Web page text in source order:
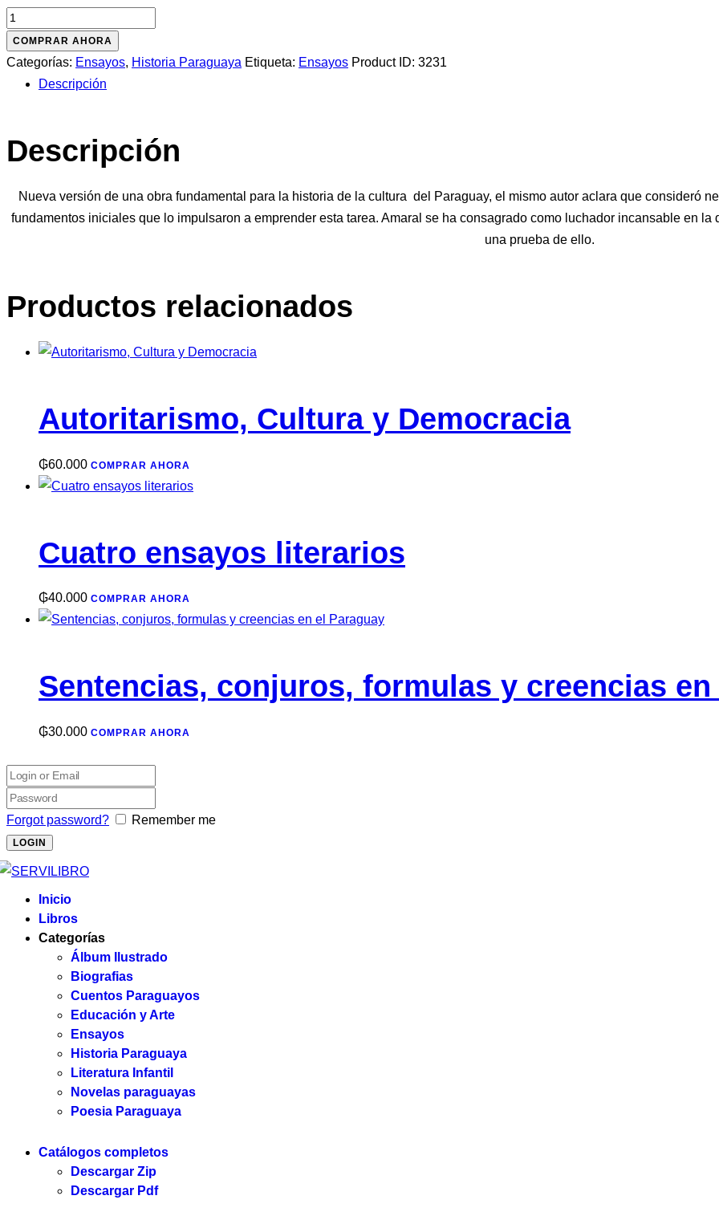
El
novecentismo
paraguayo:
hombres
cantidad
COMPRAR AHORA
Categorías: Ensayos, Historia Paraguaya Etiqueta: Ensayos Product ID: 3231
Descripción
Descripción
Nueva versión de una obra fundamental para la historia de la cultura del Paraguay, el mismo autor aclara que consideró
fundamentos iniciales que lo impulsaron a emprender esta tarea. Amaral se ha consagrado como luchador incansable en
una prueba de ello.
Productos relacionados
Autoritarismo, Cultura y Democracia
₲60.000 COMPRAR AHORA
Cuatro ensayos literarios
₲40.000 COMPRAR AHORA
Sentencias, conjuros, formulas y creencias en
₲30.000 COMPRAR AHORA
Forgot password? Remember me
Inicio
Libros
Categorías
Álbum Ilustrado
Biografias
Cuentos Paraguayos
Educación y Arte
Ensayos
Historia Paraguaya
Literatura Infantil
Novelas paraguayas
Poesia Paraguaya
Catálogos completos
Descargar Zip
Descargar Pdf